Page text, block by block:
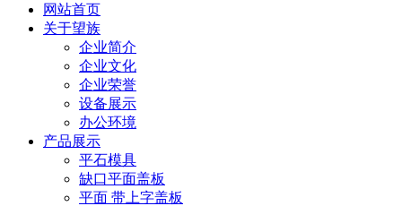
网站首页
关于望族
企业简介
企业文化
企业荣誉
设备展示
办公环境
产品展示
平石模具
缺口平面盖板
平面 带上字盖板